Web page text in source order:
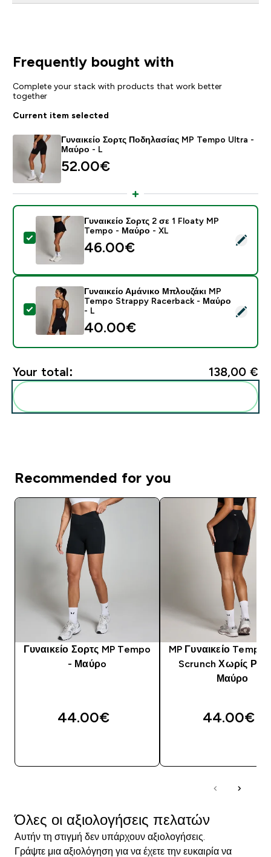
Frequently bought with
Complete your stack with products that work better
together
Current item selected
Γυναικείο Σορτς Ποδηλασίας MP Tempo Ultra -
Μαύρο - L
52.00€‎
Select this product - Γυναικείο Σορτς 2 σε 1 Floaty
Γυναικείο Σορτς 2 σε 1 Floaty MP
Tempo - Μαύρο - XL
46.00€‎
Select this product - Γυναικείο Αμάνικο Μπλουζάκι
Γυναικείο Αμάνικο Μπλουζάκι MP
Tempo Strappy Racerback - Μαύρο
- L
40.00€‎
Your total: 138,00 €‎
Recommended for you
Γυναικείο Σορτς MP Tempo
- Μαύρo
44.00€‎
MP Γυναικείο Tempo
Scrunch Χωρίς
Μαύρο
44.00€‎
Όλες οι αξιολογήσεις πελατών
Αυτήν τη στιγμή δεν υπάρχουν αξιολογήσεις.
Γράψτε μια αξιολόγηση για να έχετε την ευκαιρία να